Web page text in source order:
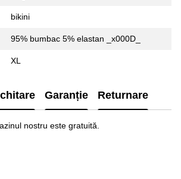
bikini
95% bumbac 5% elastan _x000D_
XL
Garanție Returnare
nostru este gratuită.